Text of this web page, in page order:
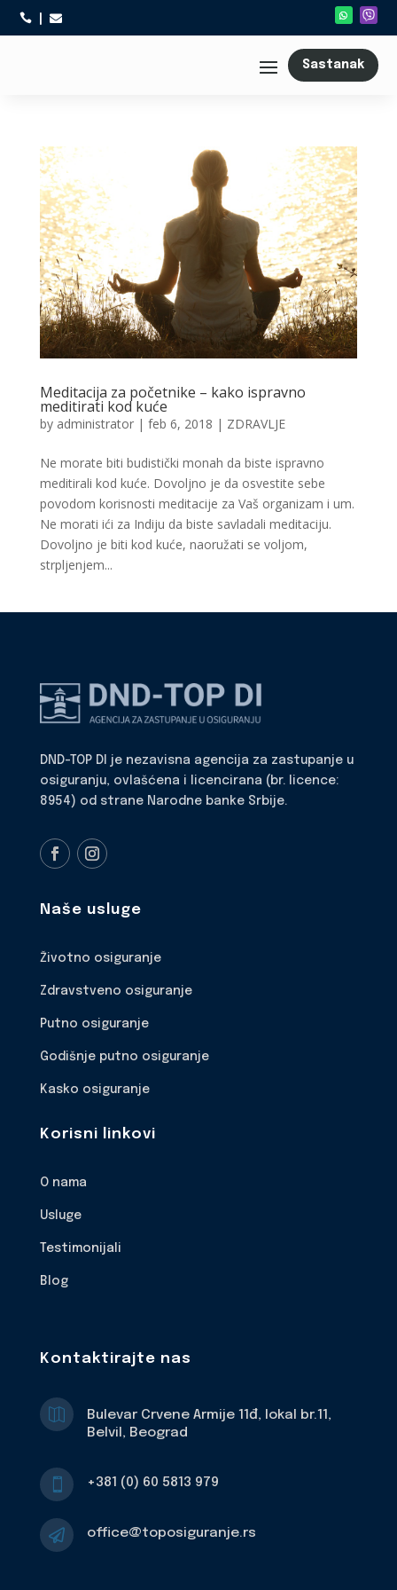
 
Sastanak
Meditacija za početnike – kako ispravno
meditirati kod kuće
by administrator| feb 6, 2018 | ZDRAVLJE
Ne morate biti budistički monah da biste ispravno
meditirali kod kuće. Dovoljno je da osvestite sebe
povodom korisnosti meditacije za Vaš organizam i um.
Ne morati ići za Indiju da biste savladali meditaciju.
Dovoljno je biti kod kuće, naoružati se voljom,
strpljenjem...
DND-TOP DI je nezavisna agencija za zastupanje u
osiguranju, ovlašćena i licencirana (br. licence:
8954) od strane Narodne banke Srbije.
Naše usluge
Životno osiguranje
Zdravstveno osiguranje
Putno osiguranje
Godišnje putno osiguranje
Kasko osiguranje
Korisni linkovi
O nama
Usluge
Testimonijali
Blog
Kontaktirajte nas

Bulevar Crvene Armije 11đ, lokal br.11,
Belvil, Beograd
 +381 (0) 60 5813 979
 office@toposiguranje.rs